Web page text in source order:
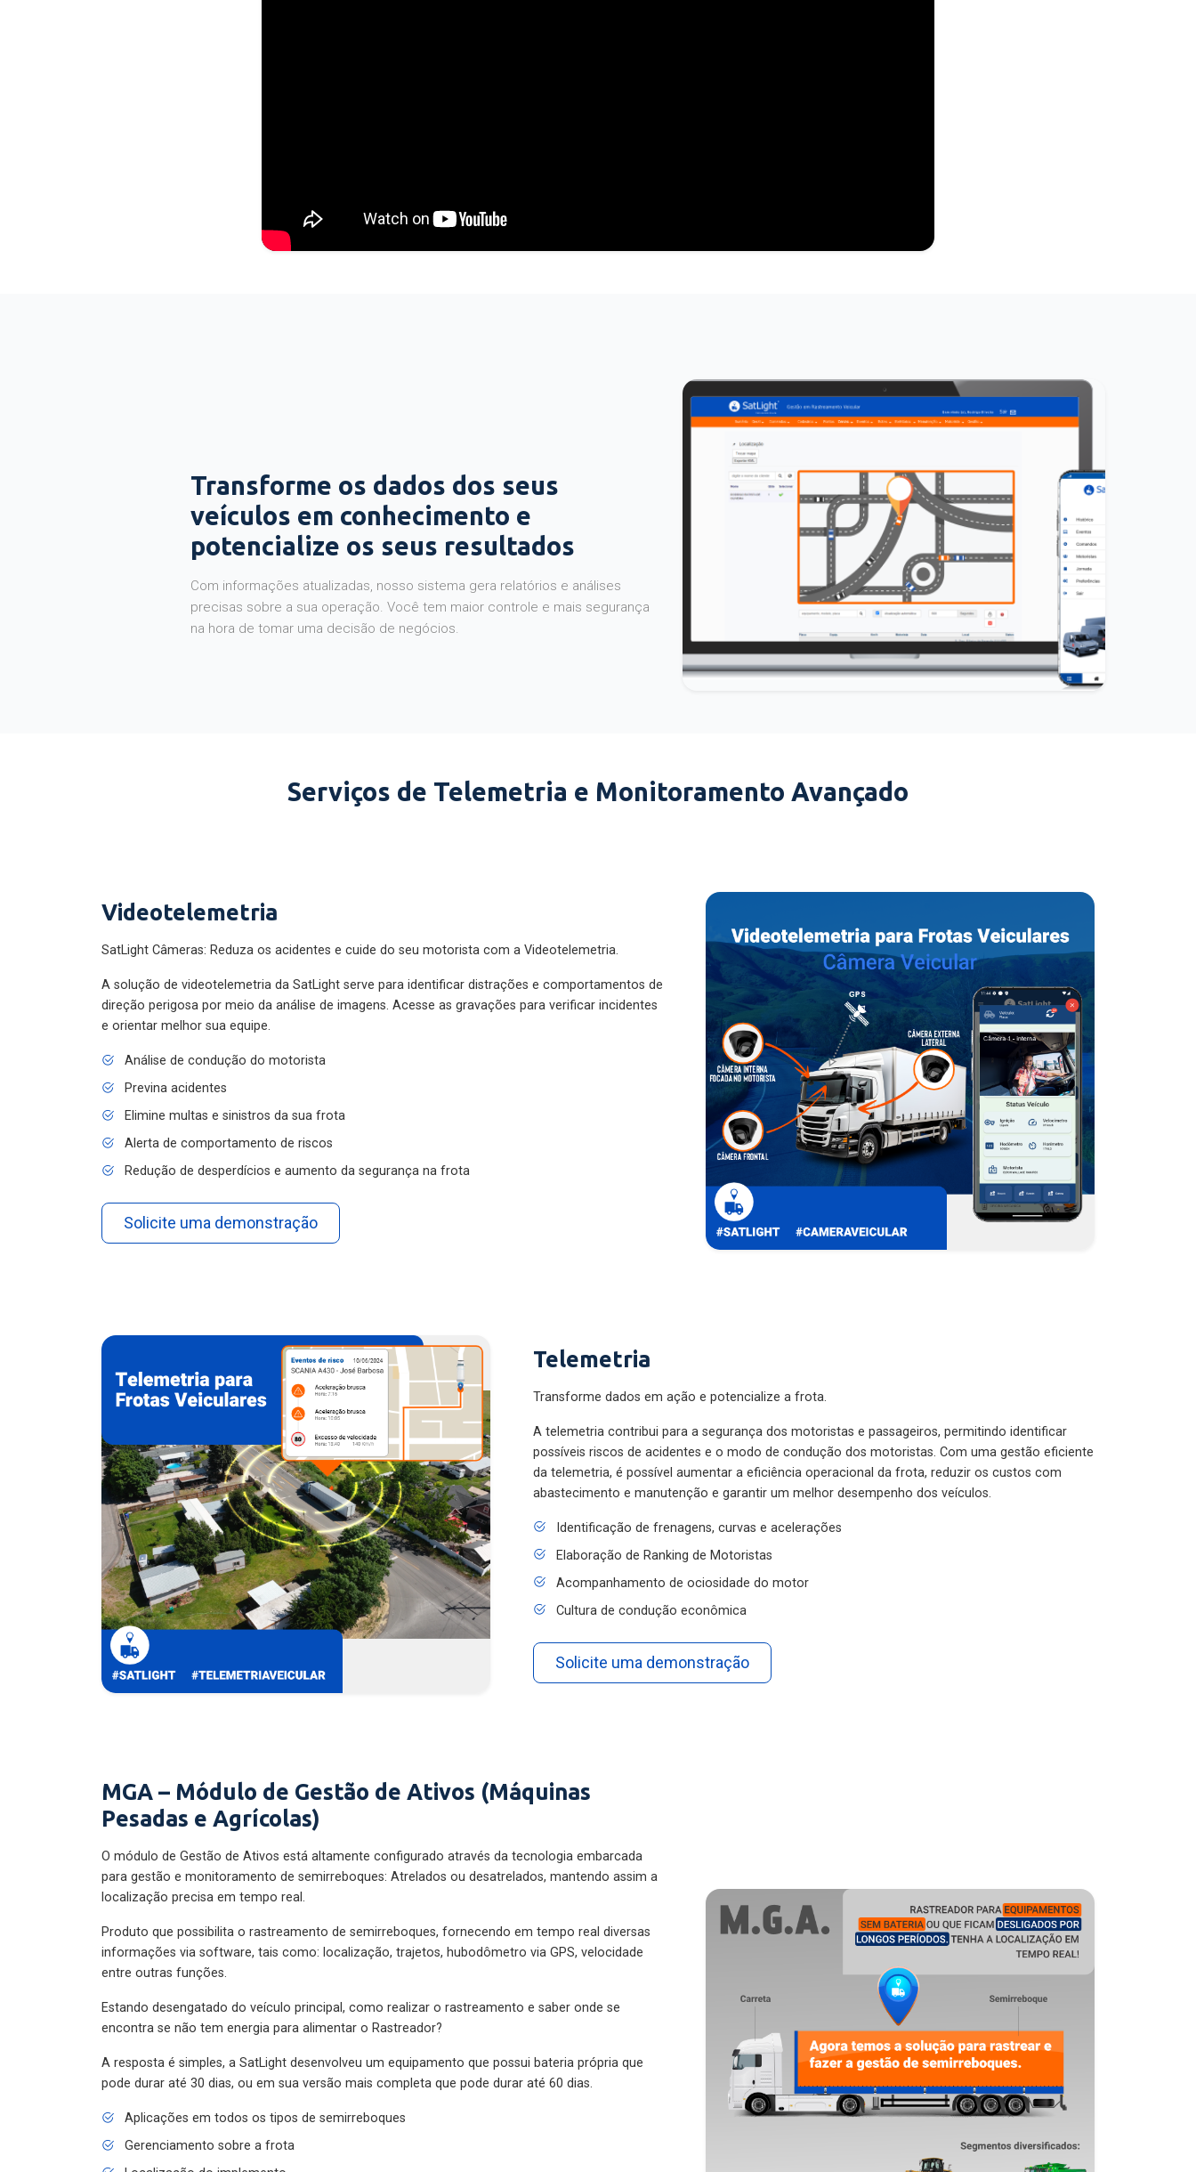
Transforme os dados dos seus
veículos em conhecimento e
potencialize os seus resultados
Com informações atualizadas, nosso sistema gera relatórios e análises
precisas sobre a sua operação. Você tem maior controle e mais segurança
na hora de tomar uma decisão de negócios.
Serviços de Telemetria e Monitoramento Avançado
Videotelemetria
SatLight Câmeras: Reduza os acidentes e cuide do seu motorista com a Videotelemetria.
A solução de videotelemetria da SatLight serve para identificar distrações e comportamentos de
direção perigosa por meio da análise de imagens. Acesse as gravações para verificar incidentes
e orientar melhor sua equipe.
Análise de condução do motorista
Previna acidentes
Elimine multas e sinistros da sua frota
Alerta de comportamento de riscos
Redução de desperdícios e aumento da segurança na frota
Solicite uma demonstração
Telemetria
Transforme dados em ação e potencialize a frota.
A telemetria contribui para a segurança dos motoristas e passageiros, permitindo identificar
possíveis riscos de acidentes e o modo de condução dos motoristas. Com uma gestão eficiente
da telemetria, é possível aumentar a eficiência operacional da frota, reduzir os custos com
abastecimento e manutenção e garantir um melhor desempenho dos veículos.
Identificação de frenagens, curvas e acelerações
Elaboração de Ranking de Motoristas
Acompanhamento de ociosidade do motor
Cultura de condução econômica
Solicite uma demonstração
MGA – Módulo de Gestão de Ativos (Máquinas
Pesadas e Agrícolas)
O módulo de Gestão de Ativos está altamente configurado através da tecnologia embarcada
para gestão e monitoramento de semirreboques: Atrelados ou desatrelados, mantendo assim a
localização precisa em tempo real.
Produto que possibilita o rastreamento de semirreboques, fornecendo em tempo real diversas
informações via software, tais como: localização, trajetos, hubodômetro via GPS, velocidade
entre outras funções.
Estando desengatado do veículo principal, como realizar o rastreamento e saber onde se
encontra se não tem energia para alimentar o Rastreador?
A resposta é simples, a SatLight desenvolveu um equipamento que possui bateria própria que
pode durar até 30 dias, ou em sua versão mais completa que pode durar até 60 dias.
Aplicações em todos os tipos de semirreboques
Gerenciamento sobre a frota
Localização do implemento